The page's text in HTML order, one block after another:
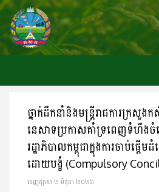
ថ្នាក់ដឹកនាំនិងមន្ត្រីរាជការក្រសួងក
នេសាទប្រកាសគាំទ្រពេញទំហឹងចំ
រដ្ឋាភិបាលកម្ពុជាក្នុងការចាប់ផ្តើម
ដោយបង្ខំ (Compulsory
ចេញ​ផ្សាយ​ ២ មិថុនា ២០២៦